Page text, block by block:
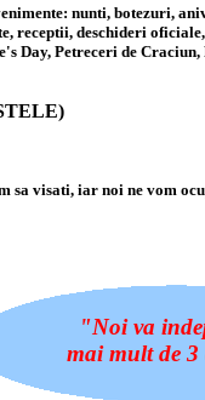
nunti, botezuri,
receptii, deschideri
Day, Petreceri de Craciun,
visati, iar noi ne vom
"Noi va
mai mult de